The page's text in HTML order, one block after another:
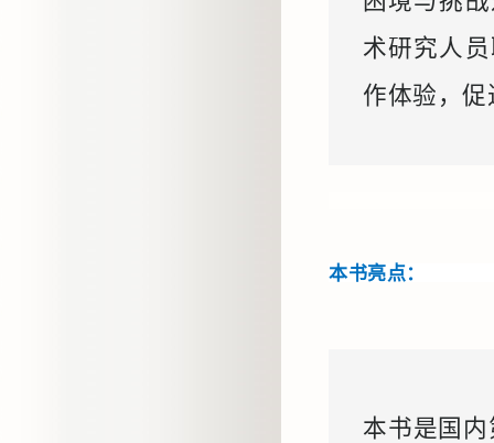
术研究人
作体验，
本书亮点：
本书是国